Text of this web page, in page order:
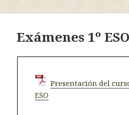
Exámenes 1º ESO
Presentación del
ESO